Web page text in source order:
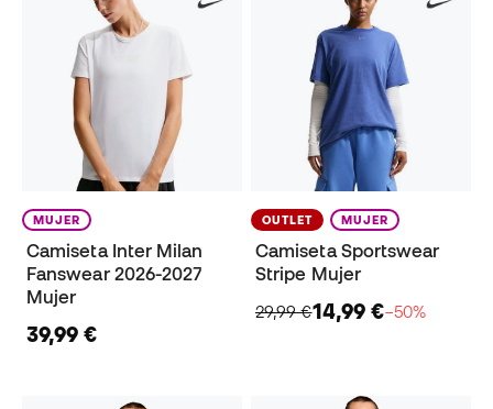
MUJER
Camiseta Inter Milan
Fanswear 2026-2027
Mujer
39,99 €
OUTLET MUJER
Camiseta Sportswear
Stripe Mujer
29,99 €14,99 €−50%